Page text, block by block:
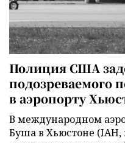
Полиция США
подозреваемого
в аэропорту
В международном
Буша в Хьюстоне